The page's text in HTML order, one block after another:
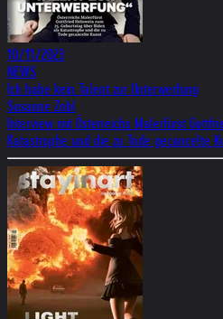
10/11/2023
NEWS
Ich habe kein Talent zur Unterwerfung
Susanne Zobl
Interview mit Österreichs Malerfürst
Katastrophe und die zu Tode gecancelte